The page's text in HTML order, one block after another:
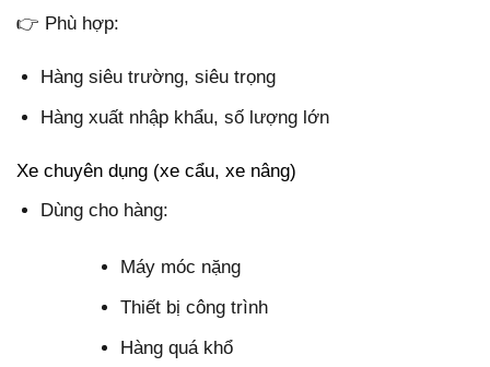
👉 Phù hợp:
Hàng siêu trường, siêu trọng
Hàng xuất nhập khẩu, số lượng lớn
Xe chuyên dụng (xe cẩu, xe nâng)
Dùng cho hàng:
Máy móc nặng
Thiết bị công trình
Hàng quá khổ